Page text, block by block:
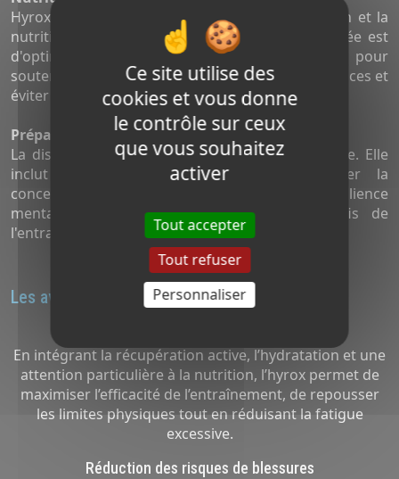
Hyrox met un accent particulier sur l’hydratation et la
nutrition en temps réel durant les sessions. L'idée est
d'optimiser l'apport en nutriments et en fluides pour
soutenir les performances tout au long des exercices et
éviter la déshydratation.
Préparation mentale :
La discipline ne se limite pas à l’aspect physique. Elle
inclut aussi des exercices pour développer la
concentration, la gestion du stress et la résilience
mentale, essentiels pour faire face aux défis de
l'entraînement intense.
Les avantages de Hyrox
En intégrant la récupération active, l’hydratation et une
attention particulière à la nutrition, l’hyrox permet de
maximiser l’efficacité de l’entraînement, de repousser
les limites physiques tout en réduisant la fatigue
excessive.
Réduction des risques de blessures
Ce site utilise des
cookies et vous donne
le contrôle sur ceux
que vous souhaitez
activer
Tout accepter
Tout refuser
Personnaliser